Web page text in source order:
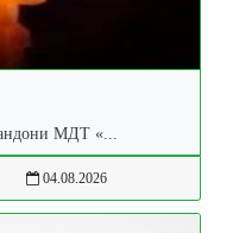
МДТ «...
04.08.2026